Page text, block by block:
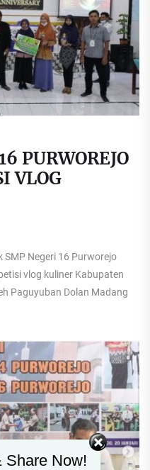
PURWOREJO
VLOG
SMP Negeri 16 Purworejo
vlog kuliner Kabupaten
Paguyuban Dolan Madang
Share Now!
ID